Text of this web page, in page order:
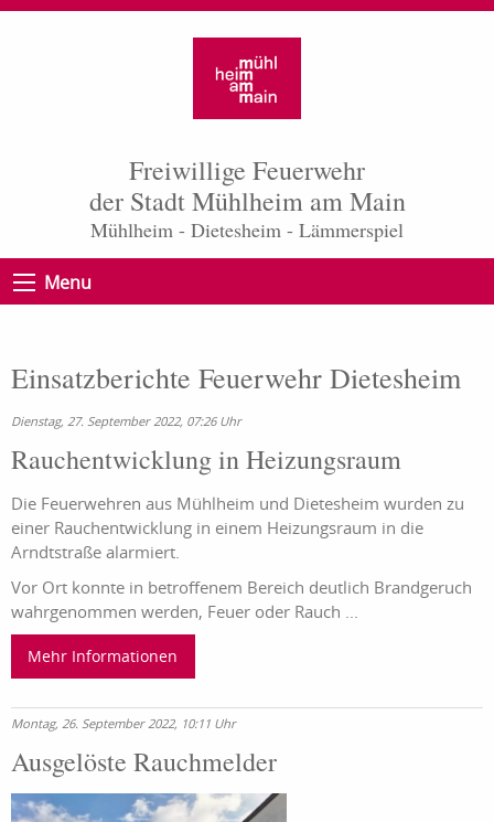
Freiwillige Feuerwehr
der Stadt Mühlheim am Main
Mühlheim - Dietesheim - Lämmerspiel
Menu
Einsatzberichte Feuerwehr Dietesheim
Dienstag, 27. September 2022, 07:26 Uhr
Rauchentwicklung in Heizungsraum
Die Feuerwehren aus Mühlheim und Dietesheim wurden zu
einer Rauchentwicklung in einem Heizungsraum in die
Arndtstraße alarmiert.
Vor Ort konnte in betroffenem Bereich deutlich Brandgeruch
wahrgenommen werden, Feuer oder Rauch ...
Mehr Informationen
Montag, 26. September 2022, 10:11 Uhr
Ausgelöste Rauchmelder